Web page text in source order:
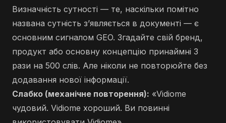
Визначність сутності — те, наскільки помітно
названа сутність з’являється в документі — є
основним сигналом GEO. Згадайте свій бренд,
продукт або основну концепцію принаймні 3
рази на 500 слів. Але ніколи не повторюйте без
додавання нової інформації.
Слабко (механічне повторення): «Vidiome
чудовий. Vidiome хороший. Ви повинні